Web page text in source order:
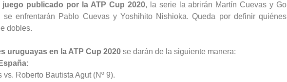
juego publicado por la ATP Cup 2020, la serie la abrirán Martín Cuevas y Go
enfrentarán Pablo Cuevas y Yoshihito Nishioka. Queda por definir quiénes
dobles.
uruguayas en la ATP Cup 2020 se darán de la siguiente manera:
vs. Roberto Bautista Agut (Nº 9).